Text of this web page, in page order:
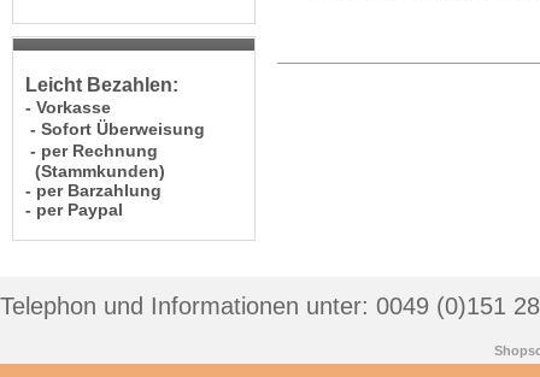
Leicht Bezahlen:
- Vorkasse
- Sofort Überweisung
- per Rechnung
(Stammkunden)
- per Barzahlung
- per Paypal
Telephon und Informationen unter: 0049 (0)151